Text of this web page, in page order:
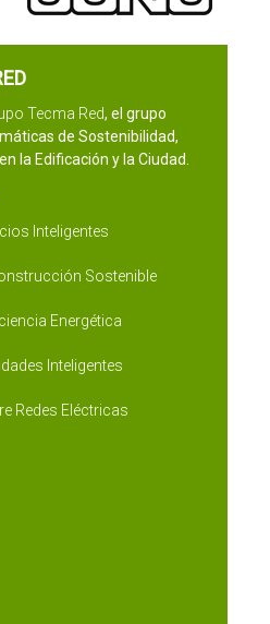
Tecma Red, el grupo
de Sostenibilidad,
la Edificación y la Ciudad.
Inteligentes
Sostenible
Energética
Inteligentes
Redes Eléctricas